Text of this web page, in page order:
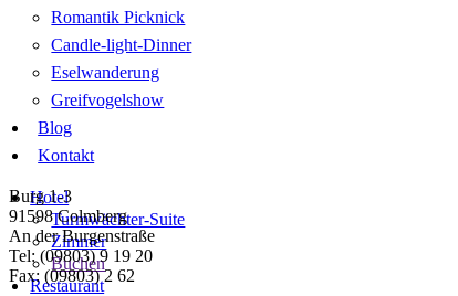
Romantik Picknick
Candle-light-Dinner
Eselwanderung
Greifvogelshow
Blog
Kontakt
Hotel
Turmwächter-Suite
Zimmer
Buchen
Restaurant
Burg 1-3
91598 Colmberg
An der Burgenstraße
Tel: (09803) 9 19 20
Fax: (09803) 2 62